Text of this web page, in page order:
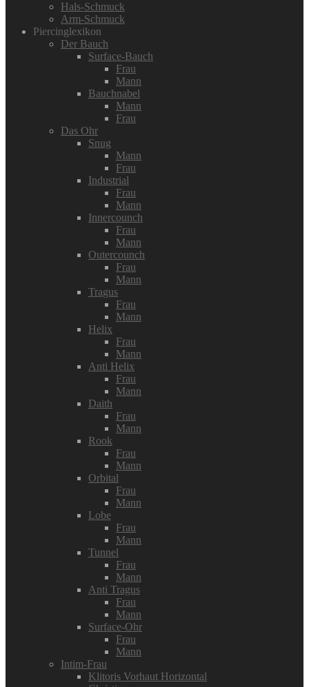
Hals-Schmuck
Arm-Schmuck
Piercinglexikon
Der Bauch
Surface-Bauch
Frau
Mann
Bauchnabel
Mann
Frau
Das Ohr
Snug
Mann
Frau
Industrial
Frau
Mann
Innercounch
Frau
Mann
Outercounch
Frau
Mann
Tragus
Frau
Mann
Helix
Frau
Mann
Anti Helix
Frau
Mann
Daith
Frau
Mann
Rook
Frau
Mann
Orbital
Frau
Mann
Lobe
Frau
Mann
Tunnel
Frau
Mann
Anti Tragus
Frau
Mann
Surface-Ohr
Frau
Mann
Intim-Frau
Klitoris Vorhaut Horizontal